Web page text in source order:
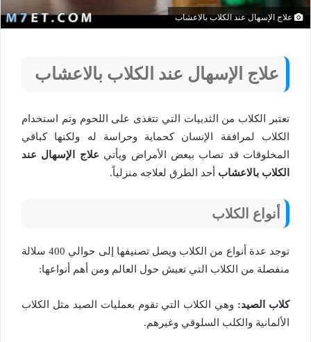
علاج الإسهال عند الكلاب بالاعشاب
علاج الإسهال عند الكلاب بالاعشاب
تعتبر الكلاب من الثدييات التي تتغذى على اللحوم وتم استخدام
الكلاب لمرافقة الإنسان كحماية وحراسة له ولكنها كباقي
المخلوقات قد تصاب ببعض الأمراض ويأتي علاج الإسهال عند
الكلاب بالاعشاب أحد الطرق لعلاجه منزلياً.
أنواع الكلاب
توجد عدة أنواع من الكلاب ويصل تصنيفها إلى حوالي 400 سلالة
منفصلة من الكلاب التي تعيش حول العالم ومن أهم أنواعها:
كلاب الصيد: وهي الكلاب التي تقوم بعمليات الصيد مثل الكلاب
الألمانية والكلب السلوقي وغيرهم.